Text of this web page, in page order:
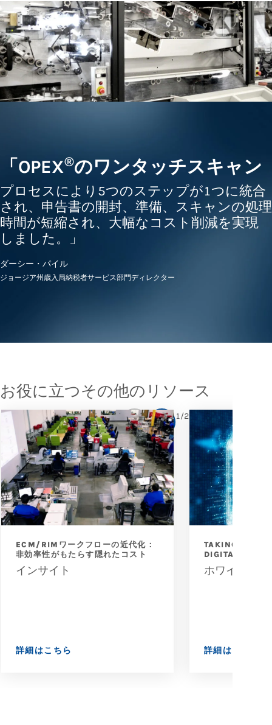
「OPEX®のワンタッチスキャン
プロセスにより5つのステップが1つに統合
され、申告書の開封、準備、スキャンの処理
時間が短縮され、大幅なコスト削減を実現
しました。」
ダーシー・パイル
ジョージア州歳入局納税者サービス部門ディレクター
お役に立つその他のリソース
ECM/RIMワークフローの近代化：
非効率性がもたらす隠れたコスト
インサイト
詳細はこちら
TAKING THE
DIGITAL
ホワイトペ
詳細はこちら
1/2